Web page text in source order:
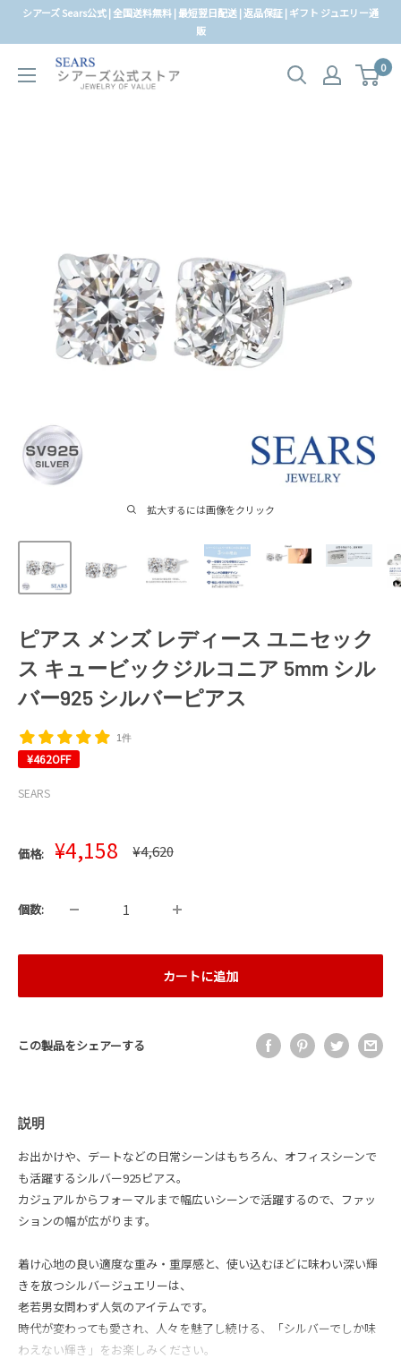
シアーズ Sears公式 | 全国送料無料 | 最短翌日配送 | 返品保証 | ギフト ジュエリー通
販
0
拡大するには画像をクリック
ピアス メンズ レディース ユニセック
ス キュービックジルコニア 5mm シル
バー925 シルバーピアス
1件
¥462OFF
SEARS
価格: 販
売
格
¥4,158 通
常
¥4,620
個数:
カートに追加
この製品をシェアーする
説明
お出かけや、デートなどの日常シーンはもちろん、オフィスシーンで
も活躍するシルバー925ピアス。
カジュアルからフォーマルまで幅広いシーンで活躍するので、ファッ
ションの幅が広がります。
着け心地の良い適度な重み・重厚感と、使い込むほどに味わい深い輝
きを放つシルバージュエリーは、
老若男女問わず人気のアイテムです。
時代が変わっても愛され、人々を魅了し続ける、「シルバーでしか味
わえない輝き」をお楽しみください。